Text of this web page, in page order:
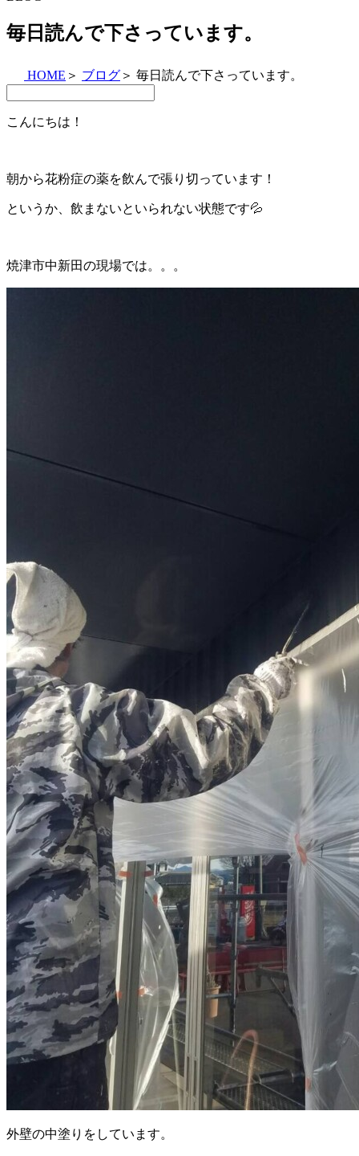
毎日読んで下さっています。
HOME ＞ ブログ ＞ 毎日読んで下さっています。
こんにちは！
朝から花粉症の薬を飲んで張り切っています！
というか、飲まないといられない状態です💦
焼津市中新田の現場では。。。
外壁の中塗りをしています。